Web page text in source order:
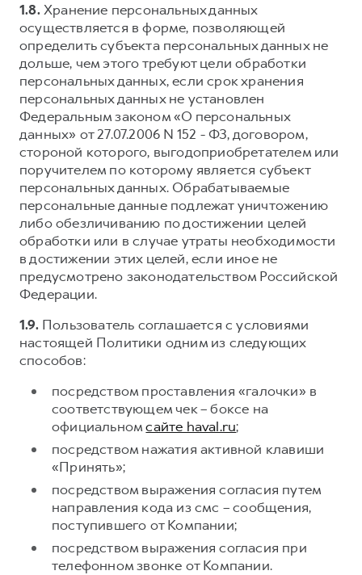
1.8.Хранение персональных данных
осуществляется в форме, позволяющей
определить субъекта персональных данных не
дольше, чем этого требуют цели обработки
персональных данных, если срок хранения
персональных данных не установлен
Федеральным законом «О персональных
данных» от 27.07.2006 N 152 - ФЗ, договором,
стороной которого, выгодоприобретателем или
поручителем по которому является субъект
персональных данных. Обрабатываемые
персональные данные подлежат уничтожению
либо обезличиванию по достижении целей
обработки или в случае утраты необходимости
в достижении этих целей, если иное не
предусмотрено законодательством Российской
Федерации.
1.9.Пользователь соглашается с условиями
настоящей Политики одним из следующих
способов:
посредством проставления «галочки» в
соответствующем чек – боксе на
официальномсайте haval.ru;
посредством нажатия активной клавиши
«Принять»;
посредством выражения согласия путем
направления кода из смс – сообщения,
поступившего от Компании;
посредством выражения согласия при
телефонном звонке от Компании.